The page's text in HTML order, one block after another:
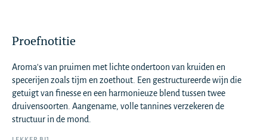
Proefnotitie
Aroma's van pruimen met lichte ondertoon van kruiden en
specerijen zoals tijm en zoethout. Een gestructureerde wijn die
getuigt van finesse en een harmonieuze blend tussen twee
druivensoorten. Aangename, volle tannines verzekeren de
structuur in de mond.